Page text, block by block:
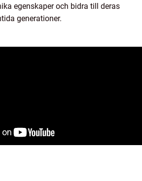
egenskaper och bidra till deras
generationer.